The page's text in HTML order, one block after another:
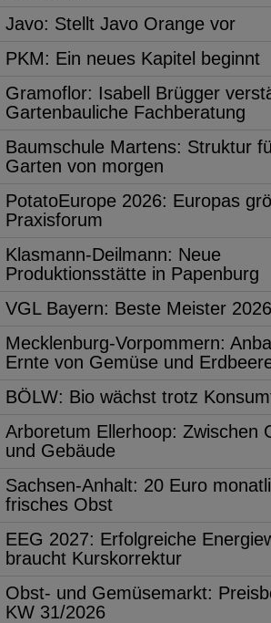
Javo: Stellt Javo Orange vor
PKM: Ein neues Kapitel beginnt
Gramoflor: Isabell Brügger
Gartenbauliche Fachberatung
Baumschule Martens: Struktur
Garten von morgen
PotatoEurope 2026: Europas
Praxisforum
Klasmann-Deilmann: Neue
Produktionsstätte in Papenburg
VGL Bayern: Beste Meister
Mecklenburg-Vorpommern:
Ernte von Gemüse und
BÖLW: Bio wächst trotz
Arboretum Ellerhoop: Zwischen
und Gebäude
Sachsen-Anhalt: 20 Euro
frisches Obst
EEG 2027: Erfolgreiche
braucht Kurskorrektur
Obst- und Gemüsemarkt:
KW 31/2026